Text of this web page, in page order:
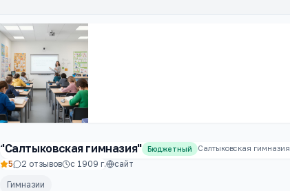
"Салтыковская гимназия" Бюджетный Салтыковская гимназия
5 2 отзывов с 1909 г.
сайт
Гимназии